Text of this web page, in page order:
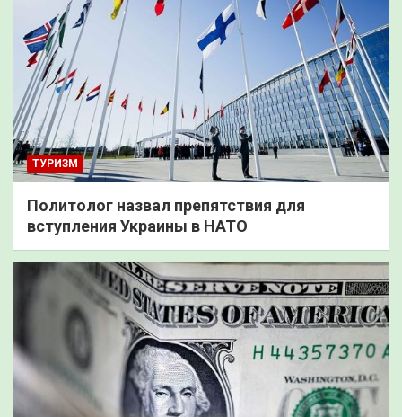
ТУРИЗМ
Политолог назвал препятствия для
вступления Украины в НАТО